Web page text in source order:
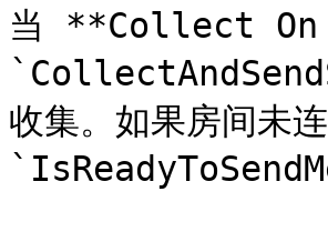
当 **Collect On
收集。如果房间未